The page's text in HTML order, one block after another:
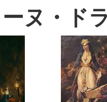
ヌ・ド